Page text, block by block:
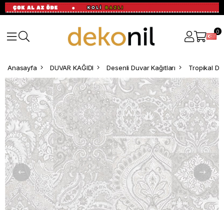
0
Anasayfa DUVAR KAĞIDI Desenli Duvar Kağıtları Tropikal